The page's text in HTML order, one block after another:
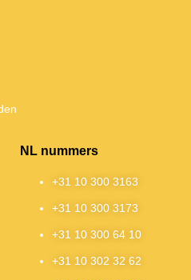
NL nummers
+31 10 300 3163
+31 10 300 3173
+31 10 300 64 10
+31 10 302 32 62